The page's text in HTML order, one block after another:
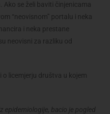
se želi baviti činjenicama
“neovisnom” portalu i neka
i neka prestane
neovisni za razliku od
o licemjerju društva u kojem
epidemiologije, bacio je pogled